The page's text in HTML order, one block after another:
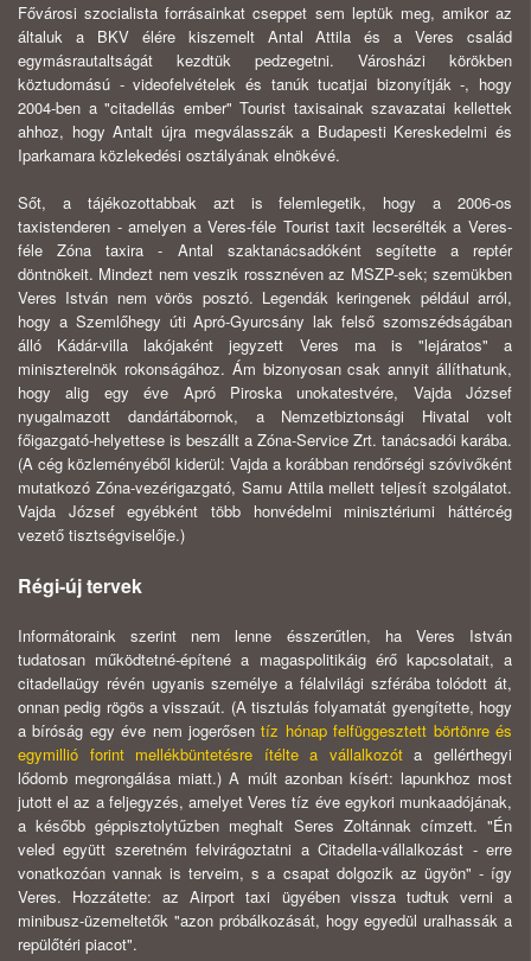
Fővárosi szocialista forrásainkat cseppet sem leptük meg, amikor az
általuk a BKV élére kiszemelt Antal Attila és a Veres család
egymásrautaltságát kezdtük pedzegetni. Városházi körökben
köztudomású - videofelvételek és tanúk tucatjai bizonyítják -, hogy
2004-ben a "citadellás ember" Tourist taxisainak szavazatai kellettek
ahhoz, hogy Antalt újra megválasszák a Budapesti Kereskedelmi és
Iparkamara közlekedési osztályának elnökévé.
Sőt, a tájékozottabbak azt is felemlegetik, hogy a 2006-os
taxistenderen - amelyen a Veres-féle Tourist taxit lecserélték a Veres-
féle Zóna taxira - Antal szaktanácsadóként segítette a reptér
döntnökeit. Mindezt nem veszik rossznéven az MSZP-sek; szemükben
Veres István nem vörös posztó. Legendák keringenek például arról,
hogy a Szemlőhegy úti Apró-Gyurcsány lak felső szomszédságában
álló Kádár-villa lakójaként jegyzett Veres ma is "lejáratos" a
miniszterelnök rokonságához. Ám bizonyosan csak annyit állíthatunk,
hogy alig egy éve Apró Piroska unokatestvére, Vajda József
nyugalmazott dandártábornok, a Nemzetbiztonsági Hivatal volt
főigazgató-helyettese is beszállt a Zóna-Service Zrt. tanácsadói karába.
(A cég közleményéből kiderül: Vajda a korábban rendőrségi szóvivőként
mutatkozó Zóna-vezérigazgató, Samu Attila mellett teljesít szolgálatot.
Vajda József egyébként több honvédelmi minisztériumi háttércég
vezető tisztségviselője.)
Régi-új tervek
Informátoraink szerint nem lenne ésszerűtlen, ha Veres István
tudatosan működtetné-építené a magaspolitikáig érő kapcsolatait, a
citadellaügy révén ugyanis személye a félalvilági szférába tolódott át,
onnan pedig rögös a visszaút. (A tisztulás folyamatát gyengítette, hogy
a bíróság egy éve nem jogerősentíz hónap felfüggesztett börtönre és
egymillió forint mellékbüntetésre ítélte a vállalkozóta gellérthegyi
lődomb megrongálása miatt.) A múlt azonban kísért: lapunkhoz most
jutott el az a feljegyzés, amelyet Veres tíz éve egykori munkaadójának,
a később géppisztolytűzben meghalt Seres Zoltánnak címzett. "Én
veled együtt szeretném felvirágoztatni a Citadella-vállalkozást - erre
vonatkozóan vannak is terveim, s a csapat dolgozik az ügyön" - így
Veres. Hozzátette: az Airport taxi ügyében vissza tudtuk verni a
minibusz-üzemeltetők "azon próbálkozását, hogy egyedül uralhassák a
repülőtéri piacot".